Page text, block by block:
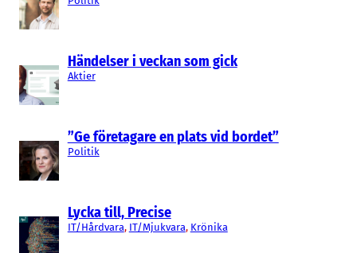
Händelser i veckan som gick
Aktier
”Ge företagare en plats vid bordet”
Politik
Lycka till, Precise
IT/Hårdvara, IT/Mjukvara, Krönika
substansprojektet färdigt 2016. Därefter blir det
utlicensiering, säger Evenäs.
Bolaget har sitt säte på Medicon Village och
Izabella Rosengren